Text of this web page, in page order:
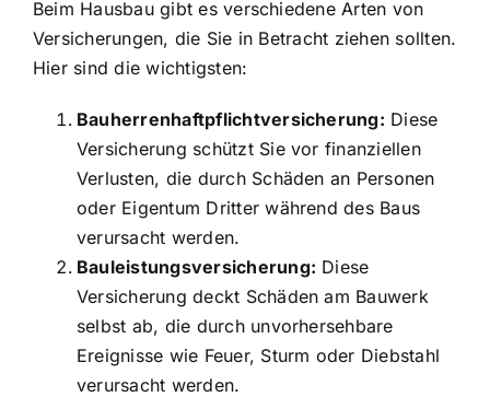
Beim Hausbau gibt es verschiedene Arten von
Versicherungen, die Sie in Betracht ziehen sollten.
Hier sind die wichtigsten:
Bauherrenhaftpflichtversicherung: Diese
Versicherung schützt Sie vor finanziellen
Verlusten, die durch Schäden an Personen
oder Eigentum Dritter während des Baus
verursacht werden.
Bauleistungsversicherung: Diese
Versicherung deckt Schäden am Bauwerk
selbst ab, die durch unvorhersehbare
Ereignisse wie Feuer, Sturm oder Diebstahl
verursacht werden.